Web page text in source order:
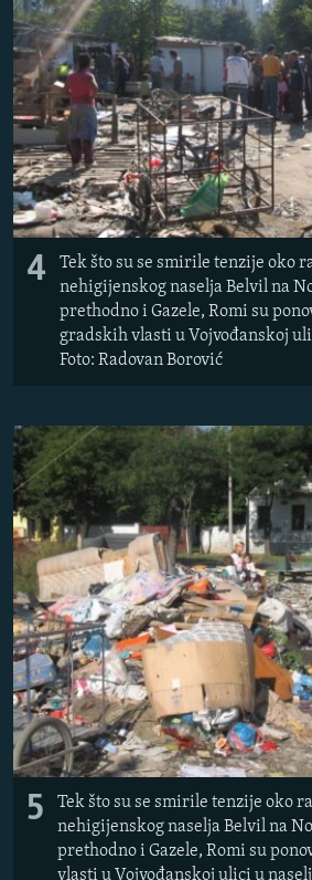
4
Tek što su se smirile tenzije oko
nehigijenskog naselja Belvil na
prethodno i Gazele, Romi su
gradskih vlasti u Vojvođanskoj
Foto: Radovan Borović
5
Tek što su se smirile tenzije oko
nehigijenskog naselja Belvil na
prethodno i Gazele, Romi su
vlasti u Vojvođanskoj ulici u